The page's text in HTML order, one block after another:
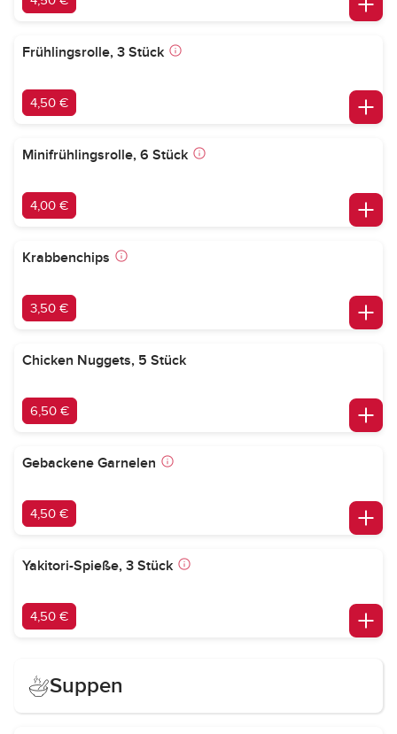
Frühlingsrolle, 3 Stück
4,50 €
Minifrühlingsrolle, 6 Stück
4,00 €
Krabbenchips
3,50 €
Chicken Nuggets, 5 Stück
6,50 €
Gebackene Garnelen
4,50 €
Yakitori-Spieße, 3 Stück
4,50 €
Suppen